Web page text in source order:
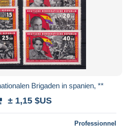
Brigaden in spanien, **
± 1,15 $US
Professionnel